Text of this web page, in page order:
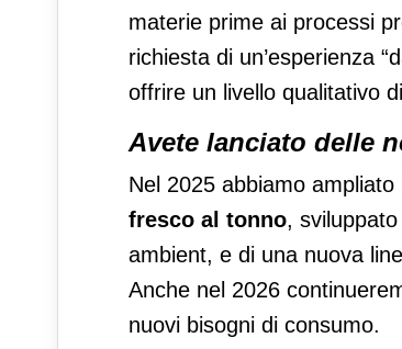
materie prime ai processi
richiesta di un’esperienza
offrire un livello qualitativo
Avete lanciato delle
Nel 2025 abbiamo
fresco al tonno,
ambient, e di una nuova
Anche nel 2026
nuovi bisogni di consumo.